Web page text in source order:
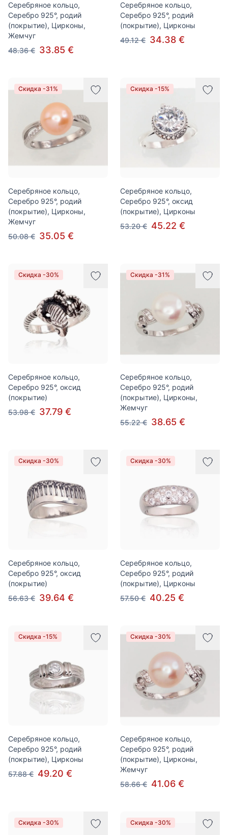
Серебряное кольцо,
Серебро 925°, родий
(покрытие), Цирконы,
Жемчуг
48.36 € 33.85 €
Серебряное кольцо,
Серебро 925°, родий
(покрытие), Цирконы
49.12 € 34.38 €
Скидка -31%
Серебряное кольцо,
Серебро 925°, родий
(покрытие), Цирконы,
Жемчуг
50.08 € 35.05 €
Скидка -15%
Серебряное кольцо,
Серебро 925°, оксид
(покрытие), Цирконы
53.20 € 45.22 €
Скидка -30%
Серебряное кольцо,
Серебро 925°, оксид
(покрытие)
53.98 € 37.79 €
Скидка -31%
Серебряное кольцо,
Серебро 925°, родий
(покрытие), Цирконы,
Жемчуг
55.22 € 38.65 €
Скидка -30%
Серебряное кольцо,
Серебро 925°, оксид
(покрытие)
56.63 € 39.64 €
Скидка -30%
Серебряное кольцо,
Серебро 925°, родий
(покрытие), Цирконы
57.50 € 40.25 €
Скидка -15%
Серебряное кольцо,
Серебро 925°, родий
(покрытие), Цирконы
57.88 € 49.20 €
Скидка -30%
Серебряное кольцо,
Серебро 925°, родий
(покрытие), Цирконы,
Жемчуг
58.66 € 41.06 €
Скидка -30% Скидка -30%